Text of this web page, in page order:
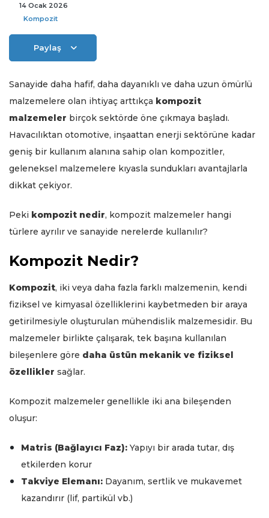
14 Ocak 2026
Kompozit
Paylaş
Sanayide daha hafif, daha dayanıklı ve daha uzun ömürlü
malzemelere olan ihtiyaç arttıkça kompozit
malzemeler birçok sektörde öne çıkmaya başladı.
Havacılıktan otomotive, inşaattan enerji sektörüne kadar
geniş bir kullanım alanına sahip olan kompozitler,
geleneksel malzemelere kıyasla sundukları avantajlarla
dikkat çekiyor.
Peki kompozit nedir, kompozit malzemeler hangi
türlere ayrılır ve sanayide nerelerde kullanılır?
Kompozit Nedir?
Kompozit, iki veya daha fazla farklı malzemenin, kendi
fiziksel ve kimyasal özelliklerini kaybetmeden bir araya
getirilmesiyle oluşturulan mühendislik malzemesidir. Bu
malzemeler birlikte çalışarak, tek başına kullanılan
bileşenlere göre daha üstün mekanik ve fiziksel
özellikler sağlar.
Kompozit malzemeler genellikle iki ana bileşenden
oluşur:
Matris (Bağlayıcı Faz): Yapıyı bir arada tutar, dış
etkilerden korur
Takviye Elemanı: Dayanım, sertlik ve mukavemet
kazandırır (lif, partikül vb.)